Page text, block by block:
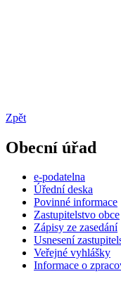
Zpět
Obecní úřad
e-podatelna
Úřední deska
Povinné informace
Zastupitelstvo obce
Zápisy ze zasedání
Usnesení
Veřejné vyhlášky
Informace o